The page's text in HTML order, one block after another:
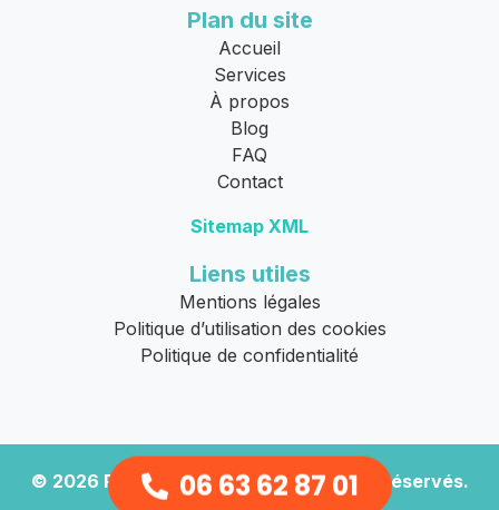
Plan du site
Accueil
Services
À propos
Blog
FAQ
Contact
Sitemap XML
Liens utiles
Mentions légales
Politique d’utilisation des cookies
Politique de confidentialité
© 2026 Remorquage Moto. Tous droits réservés.
06 63 62 87 01